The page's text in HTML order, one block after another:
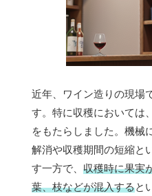
近年、ワイン造りの現場
す。特に収穫においては
をもたらしました。機械
解消や収穫期間の短縮と
す一方で、 収穫時に果実
葉、枝などが混入すると